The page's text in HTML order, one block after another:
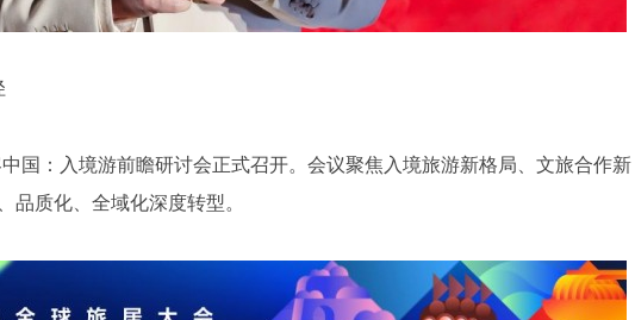
国：入境游前瞻研讨会正式召开。会议聚焦入境旅游新格局、文旅合作新
品质化、全域化深度转型。